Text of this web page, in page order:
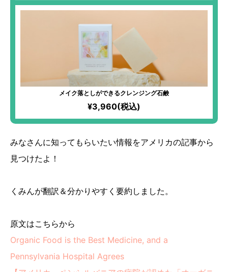
メイク落としができるクレンジング石鹸
¥3,960(税込)
みなさんに知ってもらいたい情報をアメリカの記事から
見つけたよ！
くみんが翻訳＆分かりやすく要約しました。
原文はこちらから
Organic Food is the Best Medicine, and a
Pennsylvania Hospital Agrees